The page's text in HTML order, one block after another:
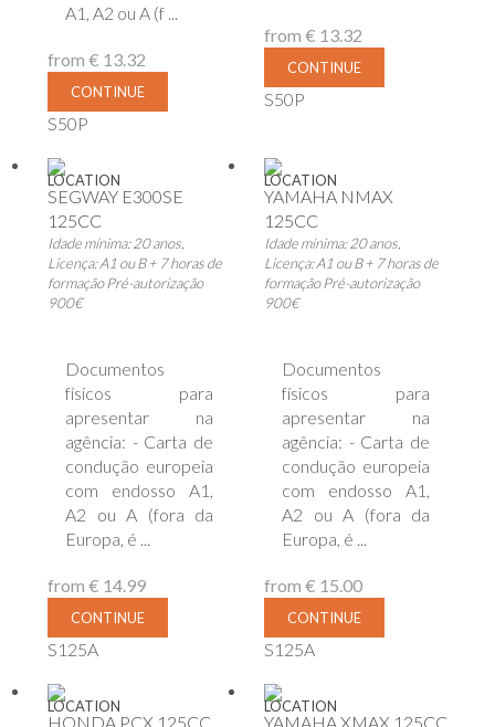
A1, A2 ou A (f ...
from € 13.32
CONTINUE
S50P
from € 13.32
CONTINUE
S50P
LOCATION
SEGWAY E300SE
125CC
Idade mínima: 20 anos,
Licença: A1 ou B + 7 horas de
formação Pré-autorização
900€
Documentos
físicos para
apresentar na
agência: - Carta de
condução europeia
com endosso A1,
A2 ou A (fora da
Europa, é ...
from € 14.99
CONTINUE
S125A
LOCATION
YAMAHA NMAX
125CC
Idade mínima: 20 anos,
Licença: A1 ou B + 7 horas de
formação Pré-autorização
900€
Documentos
físicos para
apresentar na
agência: - Carta de
condução europeia
com endosso A1,
A2 ou A (fora da
Europa, é ...
from € 15.00
CONTINUE
S125A
LOCATION
HONDA PCX 125CC
LOCATION
YAMAHA XMAX 125CC